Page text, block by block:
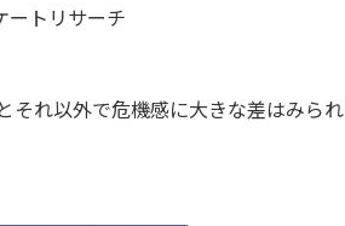
ートリサーチ
それ以外で危機感に大きな差はみられ